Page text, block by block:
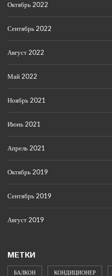
Октябрь 2022
Сентябрь 2022
Август 2022
Май 2022
Ноябрь 2021
Июнь 2021
Апрель 2021
Октябрь 2019
Сентябрь 2019
Август 2019
МЕТКИ
БАЛКОН КОНДИЦИОНЕР